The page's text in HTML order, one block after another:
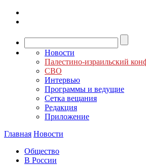
Новости
Палестино-израильский
СВО
Интервью
Программы и ведущие
Сетка вещания
Редакция
Приложение
Главная Новости
Общество
В России